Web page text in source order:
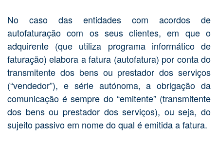
No caso das entidades com acordos de
autofaturação com os seus clientes, em que o
adquirente (que utiliza programa informático de
faturação) elabora a fatura (autofatura) por conta do
transmitente dos bens ou prestador dos serviços
(“vendedor”), e série autónoma, a obrigação da
comunicação é sempre do “emitente” (transmitente
dos bens ou prestador dos serviços), ou seja, do
sujeito passivo em nome do qual é emitida a fatura.